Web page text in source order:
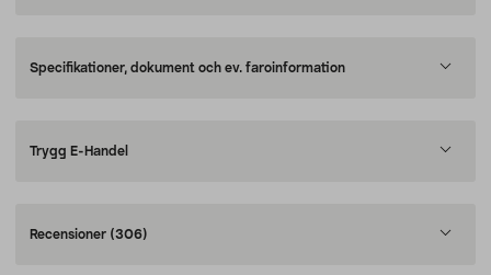
Specifikationer, dokument och ev. faroinformation
Trygg E-Handel
Recensioner (306)